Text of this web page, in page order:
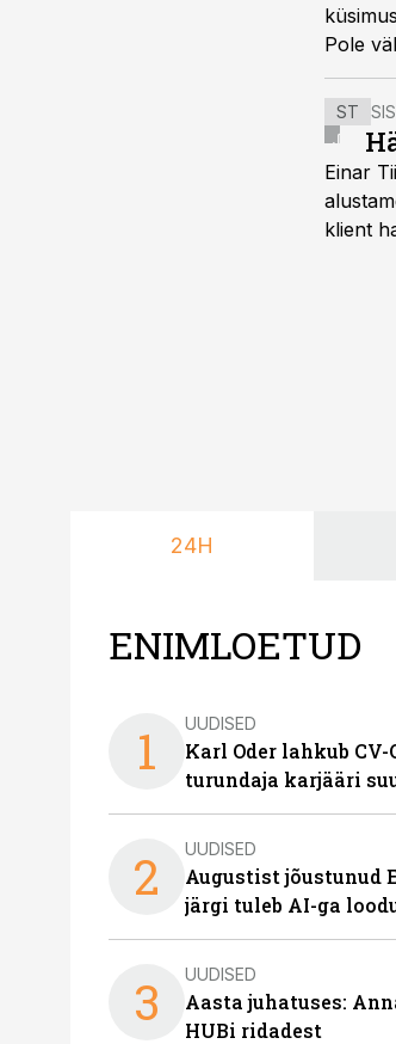
Pole
ST
Einar
klient
24H
ENIMLOETUD
1 UUDISED
Karl Oder lahkub
turundaja karjääri
2 UUDISED
Augustist jõustunud
järgi tuleb AI-ga
3 UUDISED
Aasta juhatuses:
HUBi ridadest